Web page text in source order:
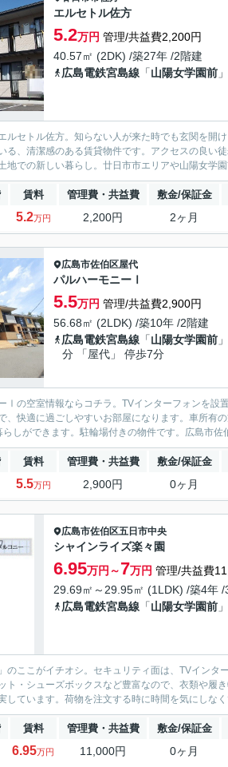
エルセトル佐方
5.2万円 管理/共益費2,200円
40.57㎡ (2DK) /築27年 /2階建
広島電鉄宮島線 「山陽女学園前
ルセトル佐方。知らない人が来た時でも玄関を開
る、清潔感のある賃貸物件です。アクセスの良い
地での新しい暮らし。廿日市市エリアや山陽女学
賃料 管理費・共益費 敷金/保証金
5.2万円 2,200円 2ヶ月
広島市佐伯区屋代
パルハーモニーⅠ
5.5万円 管理/共益費2,900円
56.68㎡ (2LDK) /築10年 /2階建
広島電鉄宮島線 「山陽女学園前
分 「屋代」 停歩7分
Ⅰの空室情報ならコチラ。TVインターフォンを設
、快適に過ごしやすいお部屋になります。車所有
しができます。駐輪場付きの物件です。広島市
賃料 管理費・共益費 敷金/保証金
5.5万円 2,900円 0ヶ月
広島市佐伯区五日市中央
シャインライズ楽々園
6.95万円～7万円 管理/共益費
29.69㎡～29.95㎡ (1LDK) /築4年 /
広島電鉄宮島線 「山陽女学園前
のここがイチオシ。セキュリティ面は、TVイン
ト・シューズボックスなど豊富なので、衣類や履
しています。荷物を注文する時に時間を気にしな
賃料 管理費・共益費 敷金/保証金
6.95万円 11,000円 0ヶ月